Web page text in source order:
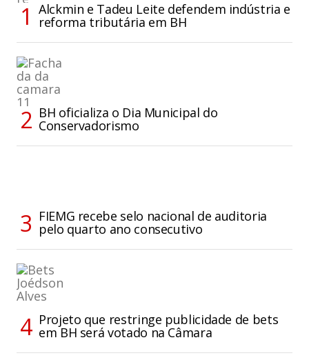
Alckmin e Tadeu Leite defendem indústria e
reforma tributária em BH
BH oficializa o Dia Municipal do
Conservadorismo
FIEMG recebe selo nacional de auditoria
pelo quarto ano consecutivo
Projeto que restringe publicidade de bets
em BH será votado na Câmara